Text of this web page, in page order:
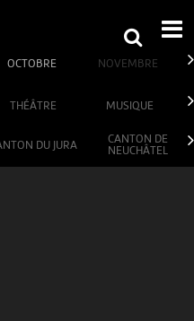
OCTOBRE NOVEMBRE
THÉÂTRE MUSIQUE
DU JURA
CANTON DE
NEUCHÂTEL